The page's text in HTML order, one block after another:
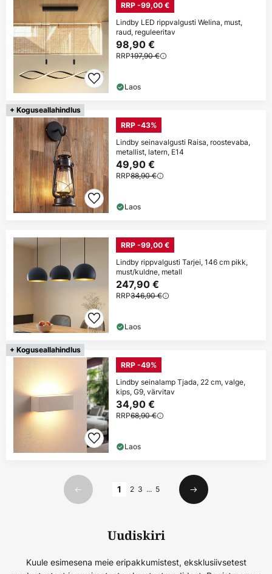
RRP -99,00 €
Lindby LED rippvalgusti Welina, must,
raud, reguleeritav
98,90 €
RRP197,90 €
Laos
+ Koguseallahindlus
RRP -43%
Lindby seinavalgusti Raisa, roostevaba,
metallist, latern, E14
49,90 €
RRP88,90 €
Laos
RRP -99,00 €
Lindby rippvalgusti Tarjei, 146 cm pikk,
must/kuldne, metall
247,90 €
RRP346,90 €
Laos
+ Koguseallahindlus
RRP -49%
Lindby seinalamp Tjada, 22 cm, valge,
kips, G9, värvitav
34,90 €
RRP68,90 €
Laos
Eelmine
1 2 3 ... 5
Järgmine
Uudiskiri
Kuule esimesena meie eripakkumistest, eksklusiivsetest